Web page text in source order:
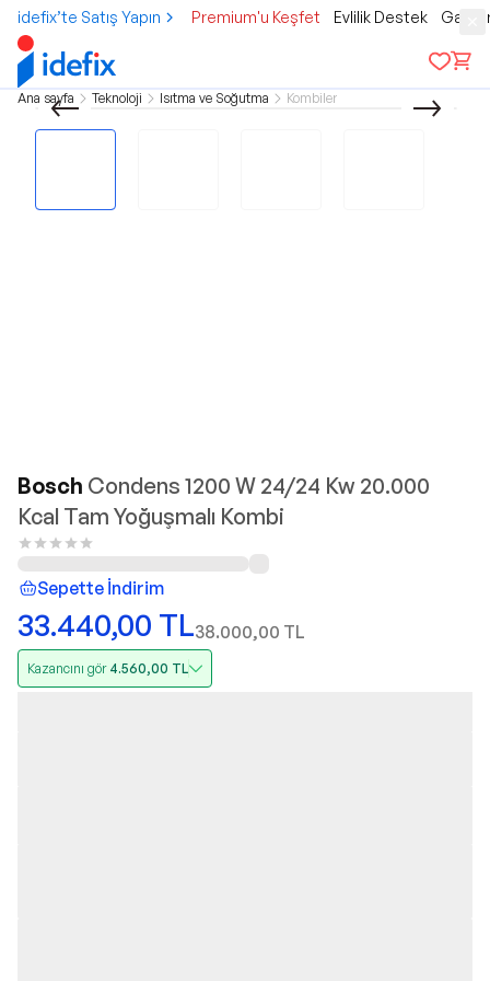
idefix’te Satış Yapın Premium'u Keşfet Evlilik Destek
Ana sayfa Teknoloji Isıtma ve Soğutma Kombiler
Bosch Condens 1200 W 24/24 Kw 20.000
Kcal Tam Yoğuşmalı Kombi
Sepette İndirim
33.440,00 TL38.000,00 TL
Kazancını gör 4.560,00 TL